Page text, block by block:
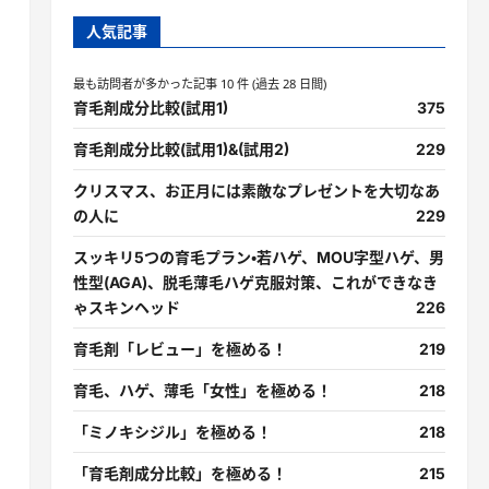
人気記事
最も訪問者が多かった記事 10 件 (過去 28 日間)
育毛剤成分比較(試用1) 375
育毛剤成分比較(試用1)&(試用2) 229
クリスマス、お正月には素敵なプレゼントを大切なあ
の人に
229
スッキリ5つの育毛プラン・若ハゲ、MOU字型ハゲ、男
性型(AGA)、脱毛薄毛ハゲ克服対策、これができなき
ゃスキンヘッド
226
育毛剤「レビュー」を極める！ 219
育毛、ハゲ、薄毛「女性」を極める！ 218
「ミノキシジル」を極める！ 218
「育毛剤成分比較」を極める！ 215